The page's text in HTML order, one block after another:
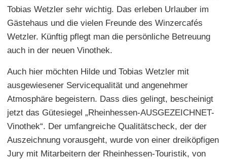
Tobias Wetzler sehr wichtig. Das erleben Urlauber im
Gästehaus und die vielen Freunde des Winzercafés
Wetzler. Künftig pflegt man die persönliche Betreuung
auch in der neuen Vinothek.
Auch hier möchten Hilde und Tobias Wetzler mit
ausgewiesener Servicequalität und angenehmer
Atmosphäre begeistern. Dass dies gelingt, bescheinigt
jetzt das Gütesiegel „Rheinhessen-AUSGEZEICHNET-
Vinothek“. Der umfangreiche Qualitätscheck, der der
Auszeichnung vorausgeht, wurde von einer dreiköpfigen
Jury mit Mitarbeitern der Rheinhessen-Touristik, von